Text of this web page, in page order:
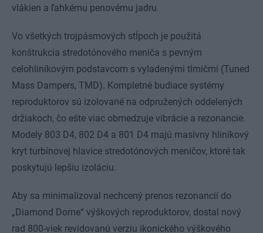
vlákien a ľahkému penovému jadru.
Vo všetkých trojpásmových stĺpoch je použitá
konštrukcia stredotónového meniča s pevným
celohliníkovým podstavcom s vyladenými tlmičmi (Tuned
Mass Dampers, TMD). Kompletné budiace systémy
reproduktorov sú izolované na odpružených oddelených
držiakoch, čo ešte viac obmedzuje vibrácie a rezonancie.
Modely 803 D4, 802 D4 a 801 D4 majú masívny hliníkový
kryt turbínovej hlavice stredotónových meničov, ktoré tak
poskytujú lepšiu izoláciu.
Aby sa minimalizoval nechcený prenos rezonancií do
„Diamond Dome“ výškových reproduktorov, dostal nový
rad 800-viek revidovanú verziu ikonického výškového